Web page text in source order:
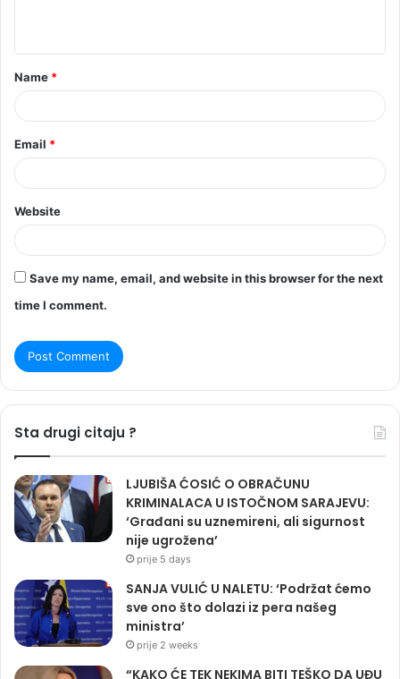
t
*
Name *
Email *
Website
Save my name, email, and website in this browser for the next
time I comment.
Sta drugi citaju ?
LJUBIŠA ĆOSIĆ O OBRAČUNU
KRIMINALACA U ISTOČNOM SARAJEVU:
‘Građani su uznemireni, ali sigurnost
nije ugrožena’
prije 5 days
SANJA VULIĆ U NALETU: ‘Podržat ćemo
sve ono što dolazi iz pera našeg
ministra’
prije 2 weeks
“KAKO ĆE TEK NEKIMA BITI TEŠKO DA UĐU